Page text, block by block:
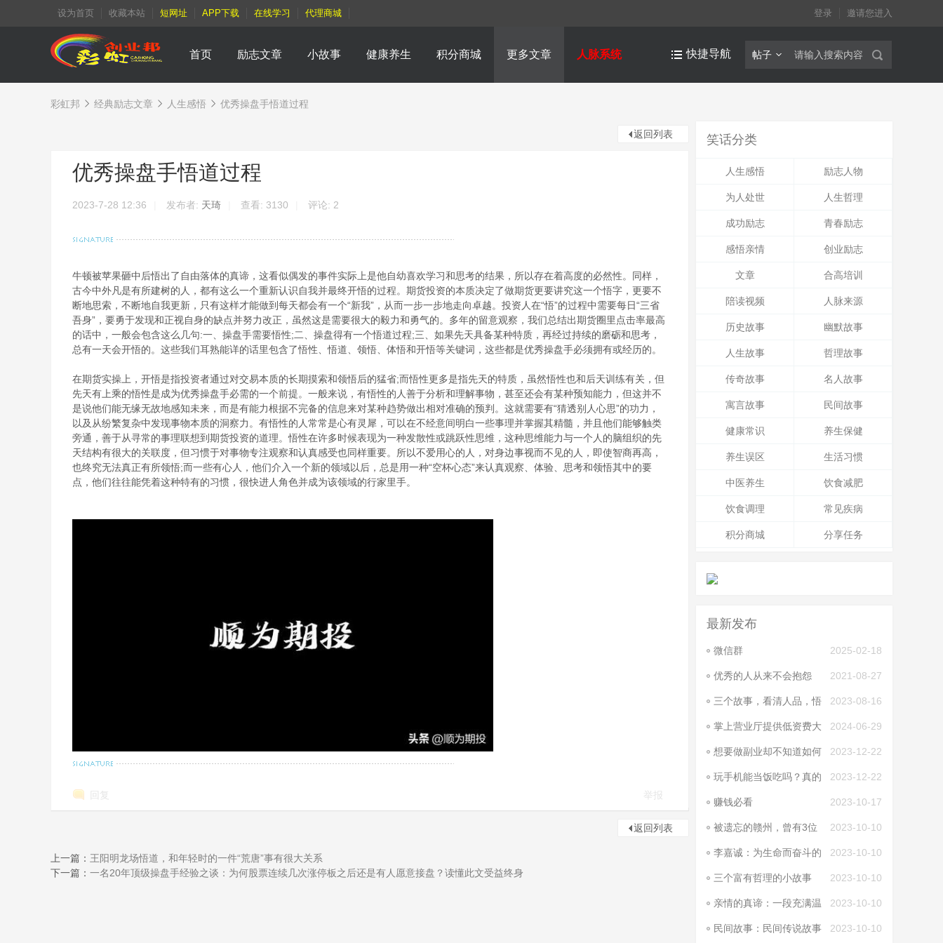
设为首页 收藏本站 短网址 APP下载 在线学习 代理商城 登录 邀请您进入
首页 励志文章 小故事 健康养生 积分商城 更多文章 人脉系统 帖子
快捷导航
彩虹邦 经典励志文章 人生感悟
›
优秀操盘手悟道过程
返回列表
优秀操盘手悟道过程
2023-7-28 12:36 发布者: 天琦 查看: 3130 评论: 2
牛顿被苹果砸中后悟出了自由落体的真谛，这看似偶发的事件实际上是他自幼喜欢学习和思考的结果，所以存在着高度的必然性。同样，
古今中外凡是有所建树的人，都有这么一个重新认识自我并最终开悟的过程。期货投资的本质决定了做期货更要讲究这一个悟字，更要不
断地思索，不断地自我更新，只有这样才能做到每天都会有一个“新我”，从而一步一步地走向卓越。投资人在“悟”的过程中需要每日“三省
吾身”，要勇于发现和正视自身的缺点并努力改正，虽然这是需要很大的毅力和勇气的。多年的留意观察，我们总结出期货圈里点击率最高
的话中，一般会包含这么几句:一、操盘手需要悟性;二、操盘得有一个悟道过程;三、如果先天具备某种特质，再经过持续的磨砺和思考，
总有一天会开悟的。这些我们耳熟能详的话里包含了悟性、悟道、领悟、体悟和开悟等关键词，这些都是优秀操盘手必须拥有或经历的。
在期货实操上，开悟是指投资者通过对交易本质的长期摸索和领悟后的猛省;而悟性更多是指先天的特质，虽然悟性也和后天训练有关，但
先天有上乘的悟性是成为优秀操盘手必需的一个前提。一般来说，有悟性的人善于分析和理解事物，甚至还会有某种预知能力，但这并不
是说他们能无缘无故地感知未来，而是有能力根据不完备的信息来对某种趋势做出相对准确的预判。这就需要有“猜透别人心思”的功力，
以及从纷繁复杂中发现事物本质的洞察力。有悟性的人常常是心有灵犀，可以在不经意间明白一些事理并掌握其精髓，并且他们能够触类
旁通，善于从寻常的事理联想到期货投资的道理。悟性在许多时候表现为一种发散性或跳跃性思维，这种思维能力与一个人的脑组织的先
天结构有很大的关联度，但习惯于对事物专注观察和认真感受也同样重要。所以不爱用心的人，对身边事视而不见的人，即使智商再高，
也终究无法真正有所领悟;而一些有心人，他们介入一个新的领域以后，总是用一种“空杯心态”来认真观察、体验、思考和领悟其中的要
点，他们往往能凭着这种特有的习惯，很快进人角色并成为该领域的行家里手。
回复 举报
返回列表
上一篇： 王阳明龙场悟道，和年轻时的一件“荒唐”事有很大关系
下一篇： 一名20年顶级操盘手经验之谈：为何股票连续几次涨停板之后还是有人愿意接盘？读懂此文受益终身
笑话分类
人生感悟 励志人物
为人处世 人生哲理
成功励志 青春励志
感悟亲情 创业励志
文章 合高培训
陪读视频 人脉来源
历史故事 幽默故事
人生故事 哲理故事
传奇故事 名人故事
寓言故事 民间故事
健康常识 养生保健
养生误区 生活习惯
中医养生 饮食减肥
饮食调理 常见疾病
积分商城 分享任务
最新发布
2025-02-18
微信群
2021-08-27
优秀的人从来不会抱怨
2023-08-16
三个故事，看清人品，悟
2024-06-29
掌上营业厅提供低资费大
2023-12-22
想要做副业却不知道如何
2023-12-22
玩手机能当饭吃吗？真的
2023-10-17
赚钱必看
2023-10-10
被遗忘的赣州，曾有3位
2023-10-10
李嘉诚：为生命而奋斗的
2023-10-10
三个富有哲理的小故事
2023-10-10
亲情的真谛：一段充满温
2023-10-10
民间故事：民间传说故事